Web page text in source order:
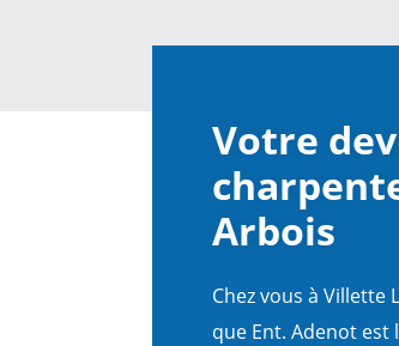
Votre
Arbois
Chez vous à Villette
que Ent. Adenot